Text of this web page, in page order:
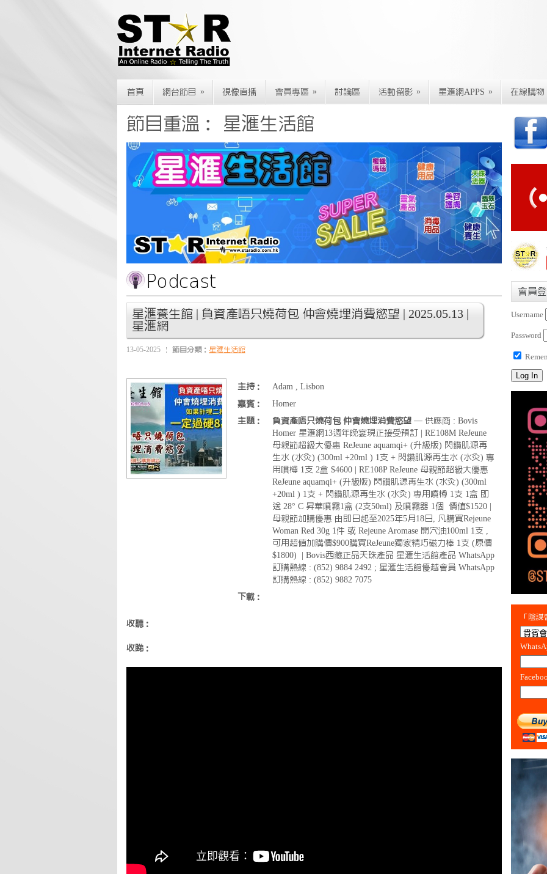
首頁 網台節目 » 視像直播 會員專區 » 討論區 活動留影 » 星滙網APPS » 在線購物
節目重溫： 星滙生活館
星滙養生館 | 負資產唔只燒荷包 仲會燒埋消費慾望 | 2025.05.13 |
星滙網
13-05-2025 節目分類： 星滙生活館
主持：
Adam , Lisbon
嘉賓：
Homer
主題：
負資產唔只燒荷包 仲會燒埋消費慾望 — 供應商 : Bovis
Homer 星滙網13週年晚宴現正接受預訂 | RE108M ReJeune
母親節超級大優惠 ReJeune aquamqi+ (升級版) 閃鑽肌源再
生水 (水灸) (300ml +20ml ) 1支 + 閃鑽肌源再生水 (水灸) 專
用噴樽 1支 2盒 $4600 | RE108P ReJeune 母親節超級大優惠
ReJeune aquamqi+ (升級版) 閃鑽肌源再生水 (水灸) (300ml
+20ml ) 1支 + 閃鑽肌源再生水 (水灸) 專用噴樽 1支 1盒 即
送 28° C 昇華噴霧1盒 (2支50ml) 及噴霧器 1個 價值$1520 |
母親節加購優惠 由即日起至2025年5月18日, 凡購買Rejeune
Woman Red 30g 1件 或 Rejeune Aromase 開穴油100ml 1支 ,
可用超值加購價$900購買ReJeune獨家精巧磁力棒 1支 (原價
$1800) | Bovis西藏正品天珠產品 星滙生活館產品 WhatsApp
訂購熱線 : (852) 9884 2492 ; 星滙生活館優越會員 WhatsApp
訂購熱線 : (852) 9882 7075
下載：
收聽：
收睇：
會員
Username
Password
「陰